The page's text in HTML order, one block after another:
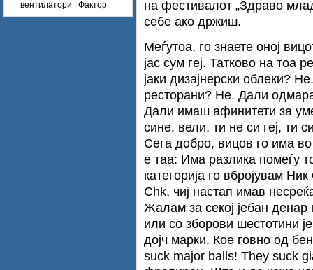
вентилатори | Фактор
на фестивалот „Здраво
себе ако држиш.
Меѓутоа, го знаете оној
јас сум геј. Татково на
јаки дизајнерски облеки?
ресторани? Не. Дали
Дали имаш афинитети за
сине, вели, ти не си геј,
Сега добро, вицов го има
е таа: Има разлика помеѓу
категорија го вбројувам
Chk, чиј настап имав
Жалам за секој јебан
или со зборови шестотини
дојч марки. Кое говно од
suck major balls! They suck